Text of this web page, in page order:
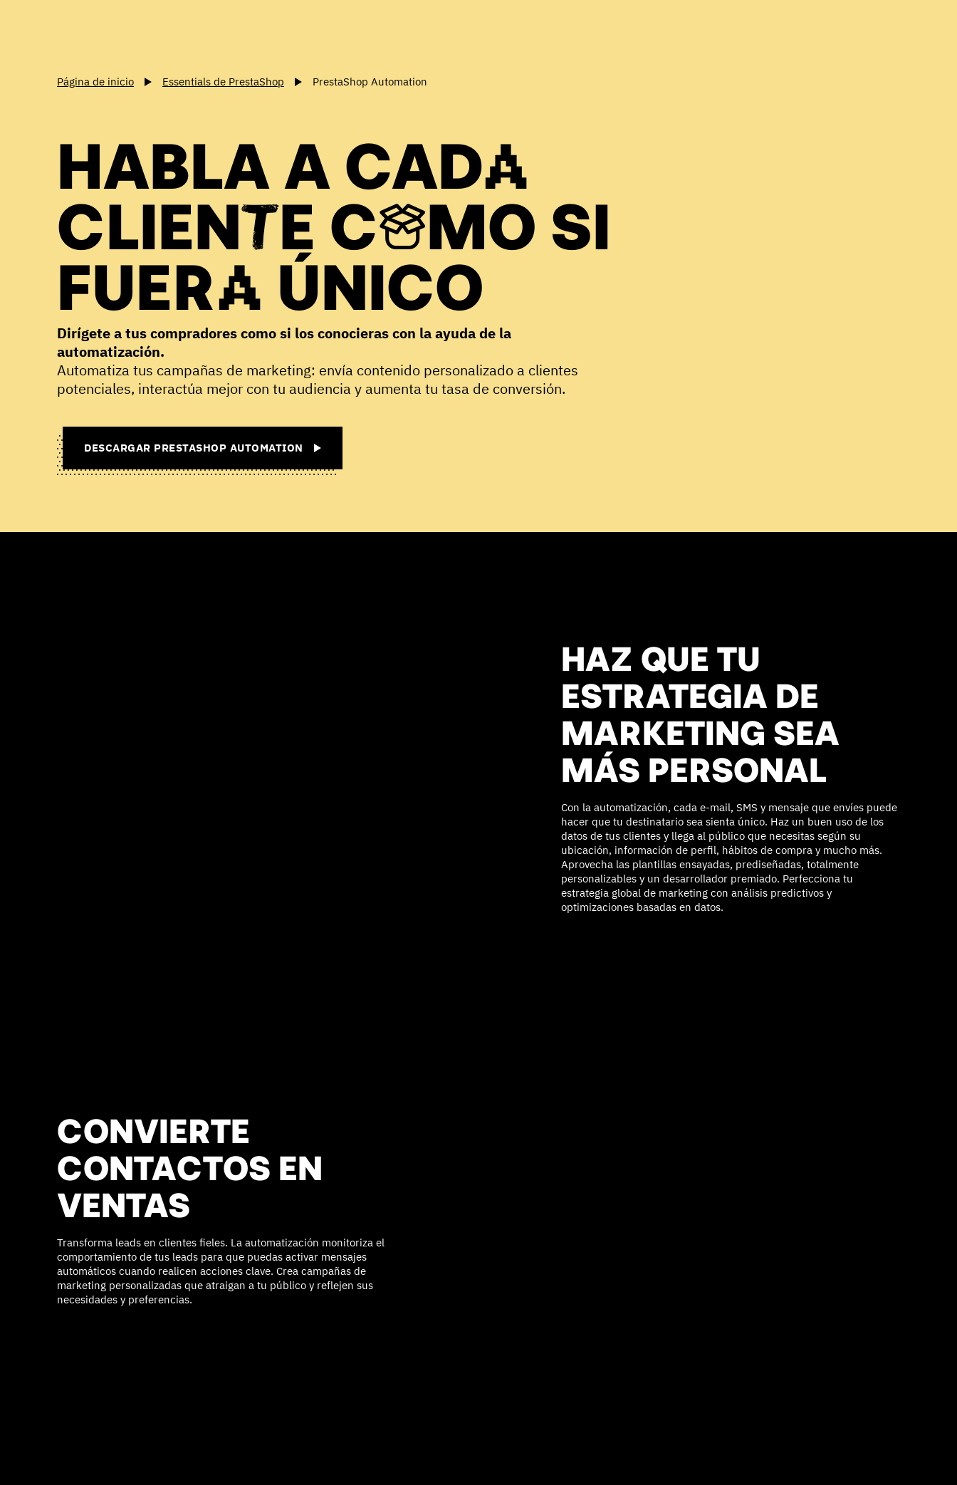
Página de inicio Essentials de PrestaShop PrestaShop Automation
HABLA A CADA
CLIENTE COMO SI
FUERA ÚNICO
Dirígete a tus compradores como si los conocieras con la ayuda de la
automatización.
Automatiza tus campañas de marketing: envía contenido personalizado a clientes
potenciales, interactúa mejor con tu audiencia y aumenta tu tasa de conversión.
DESCARGAR PRESTASHOP AUTOMATION
HAZ QUE TU
ESTRATEGIA DE
MARKETING SEA
MÁS PERSONAL
Con la automatización, cada e-mail, SMS y mensaje que envíes puede
hacer que tu destinatario sea sienta único. Haz un buen uso de los
datos de tus clientes y llega al público que necesitas según su
ubicación, información de perfil, hábitos de compra y mucho más.
Aprovecha las plantillas ensayadas, prediseñadas, totalmente
personalizables y un desarrollador premiado. Perfecciona tu
estrategia global de marketing con análisis predictivos y
optimizaciones basadas en datos.
CONVIERTE
CONTACTOS EN
VENTAS
Transforma leads en clientes fieles. La automatización monitoriza el
comportamiento de tus leads para que puedas activar mensajes
automáticos cuando realicen acciones clave. Crea campañas de
marketing personalizadas que atraigan a tu público y reflejen sus
necesidades y preferencias.